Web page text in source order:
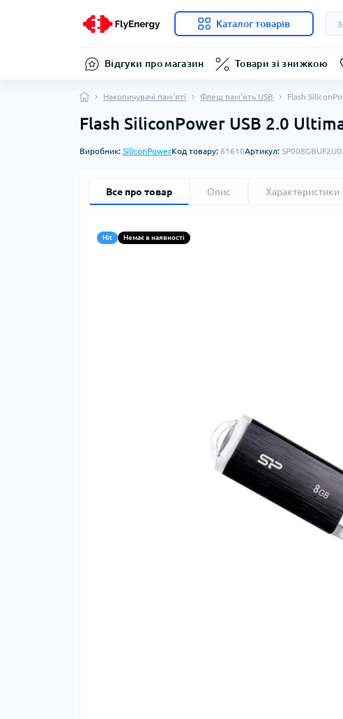
Каталог товарів
Відгуки про магазин Товари зі знижкою
Накопичувачі пам'яті Флеш пам'ять USB Flash
Flash SiliconPower USB 2.0
Виробник: SiliconPowerКод товару: 61610Артикул:
Все про товар Опис Характеристики
Hit Немає в наявності